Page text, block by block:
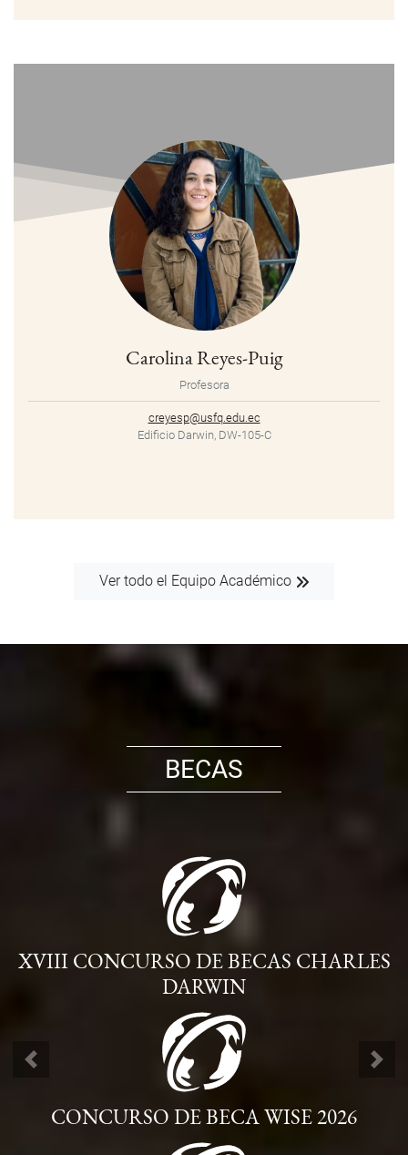
Carolina Reyes-Puig
Profesora
creyesp@usfq.edu.ec
Edificio Darwin, DW-105-C
Ver todo el Equipo Académico
BECAS
XVIII CONCURSO DE BECAS CHARLES
DARWIN
CONCURSO DE BECA WISE 2026
ANTERIOR